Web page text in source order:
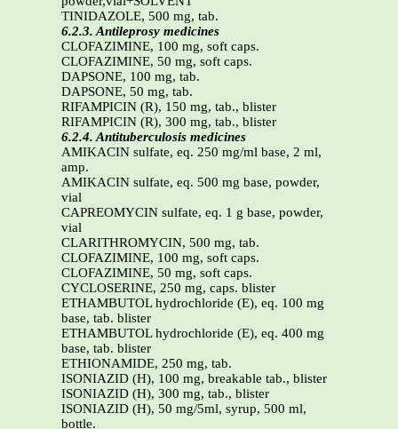
TINIDAZOLE, 500 mg, tab.
6.2.3. Antileprosy medicines
CLOFAZIMINE, 100 mg, soft caps.
CLOFAZIMINE, 50 mg, soft caps.
DAPSONE, 100 mg, tab.
DAPSONE, 50 mg, tab.
RIFAMPICIN (R), 150 mg, tab., blister
RIFAMPICIN (R), 300 mg, tab., blister
6.2.4. Antituberculosis medicines
AMIKACIN sulfate, eq. 250 mg/ml base, 2 ml,
amp.
AMIKACIN sulfate, eq. 500 mg base, powder,
vial
CAPREOMYCIN sulfate, eq. 1 g base, powder,
vial
CLARITHROMYCIN, 500 mg, tab.
CLOFAZIMINE, 100 mg, soft caps.
CLOFAZIMINE, 50 mg, soft caps.
CYCLOSERINE, 250 mg, caps. blister
ETHAMBUTOL hydrochloride (E), eq. 100 mg
base, tab. blister
ETHAMBUTOL hydrochloride (E), eq. 400 mg
base, tab. blister
ETHIONAMIDE, 250 mg, tab.
ISONIAZID (H), 100 mg, breakable tab., blister
ISONIAZID (H), 300 mg, tab., blister
ISONIAZID (H), 50 mg/5ml, syrup, 500 ml,
bottle.